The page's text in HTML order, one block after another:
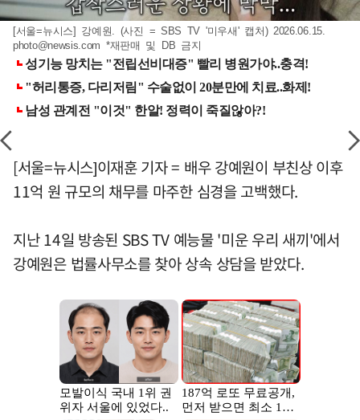
[서울=뉴시스] 강예원. (사진 = SBS TV '미우새' 캡처) 2026.06.15.
photo@newsis.com *재판매 및 DB 금지
[서울=뉴시스]이재훈 기자 = 배우 강예원이 부친상 이후
11억 원 규모의 채무를 마주한 심경을 고백했다.
지난 14일 방송된 SBS TV 예능물 '미운 우리 새끼'에서
강예원은 법률사무소를 찾아 상속 상담을 받았다.